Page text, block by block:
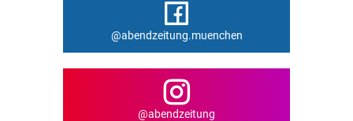
@abendzeitung.muenchen
@abendzeitung